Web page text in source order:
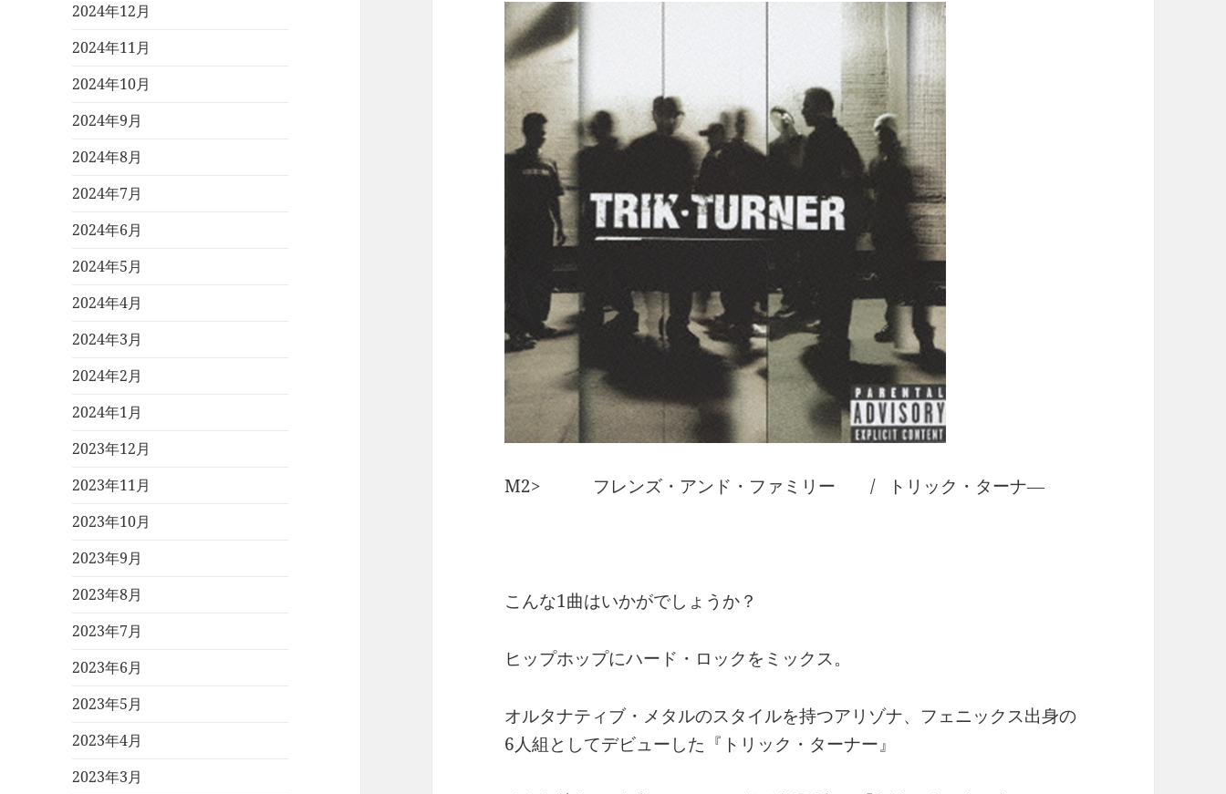
2024年12月
2024年11月
2024年10月
2024年9月
2024年8月
2024年7月
2024年6月
2024年5月
2024年4月
2024年3月
2024年2月
2024年1月
2023年12月
2023年11月
2023年10月
2023年9月
2023年8月
2023年7月
2023年6月
2023年5月
2023年4月
2023年3月
M2> フレンズ・アンド・ファミリー / トリック・ターナ―
こんな1曲はいかがでしょうか？
ヒップホップにハード・ロックをミックス。
オルタナティブ・メタルのスタイルを持つアリゾナ、フェニックス出身の
6人組としてデビューした『トリック・ターナー』